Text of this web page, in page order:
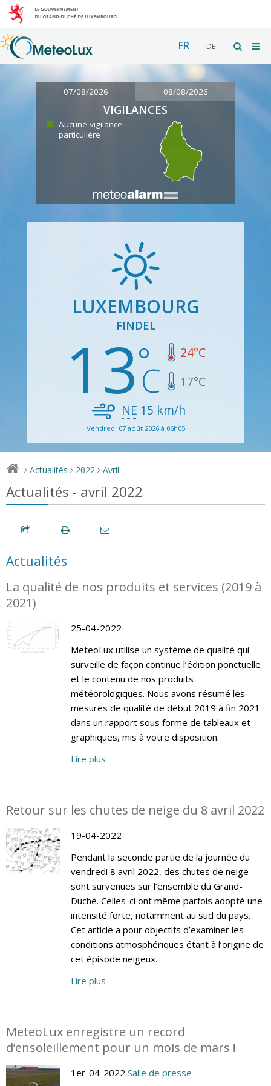
FR DE
07/08/2026 08/08/2026
VIGILANCES
Aucune vigilance
particulière
LUXEMBOURG
FINDEL
13 24°C
17°C
NE 15 km/h
Vendredi 07 août 2026 à 06h05
> Actualités > 2022 > Avril
Actualités - avril 2022
Actualités
La qualité de nos produits et services (2019 à
2021)
25-04-2022
MeteoLux utilise un système de qualité qui
surveille de façon continue l’édition ponctuelle
et le contenu de nos produits
météorologiques. Nous avons résumé les
mesures de qualité de début 2019 à fin 2021
dans un rapport sous forme de tableaux et
graphiques, mis à votre disposition.
Lire plus
Retour sur les chutes de neige du 8 avril 2022
19-04-2022
Pendant la seconde partie de la journée du
vendredi 8 avril 2022, des chutes de neige
sont survenues sur l’ensemble du Grand-
Duché. Celles-ci ont même parfois adopté une
intensité forte, notamment au sud du pays.
Cet article a pour objectifs d’examiner les
conditions atmosphériques étant à l’origine de
cet épisode neigeux.
Lire plus
MeteoLux enregistre un record
d’ensoleillement pour un mois de mars !
1er-04-2022 Salle de presse